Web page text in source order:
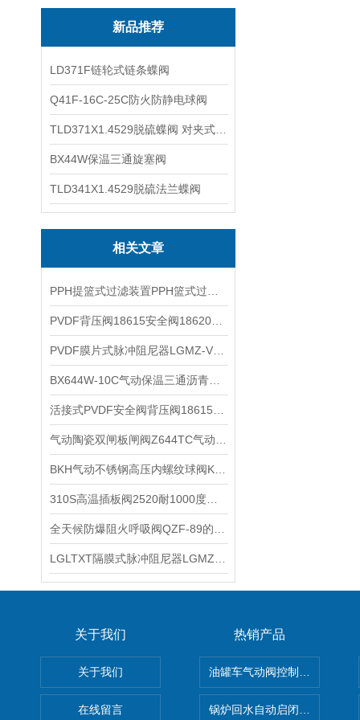
新品推荐
LD371F链轮式链条蝶阀
Q41F-16C-25C防火防静电球阀
BX44W保温三通旋塞阀
TLD341X1.4529脱硫法兰蝶阀
相关文章
关于我们
关于我们
在线留言
热销产品
油罐车气动阀控制气动组合
锅炉回水自动启闭阀KTH41X